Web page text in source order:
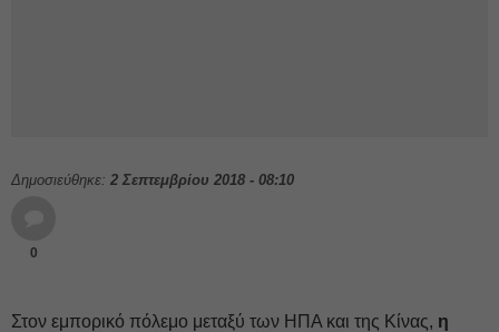
Δημοσιεύθηκε: 2 Σεπτεμβρίου 2018 - 08:10
0
Στον εμπορικό πόλεμο μεταξύ των ΗΠΑ και της Κίνας, η